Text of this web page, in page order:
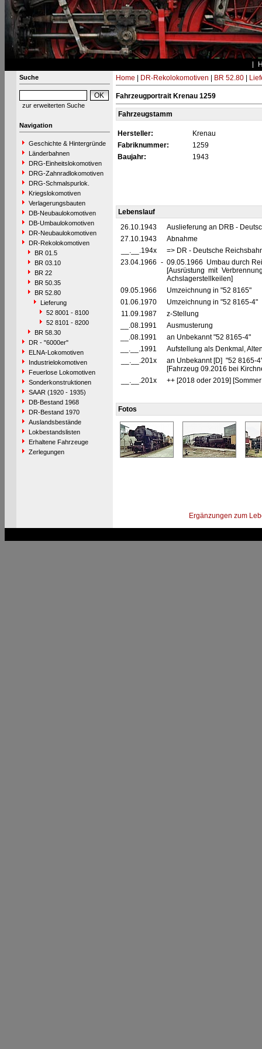
Suche
zur erweiterten Suche
Navigation
Geschichte & Hintergründe
Länderbahnen
DRG-Einheitslokomotiven
DRG-Zahnradlokomotiven
DRG-Schmalspurlok.
Kriegslokomotiven
Verlagerungsbauten
DB-Neubaulokomotiven
DB-Umbaulokomotiven
DR-Neubaulokomotiven
DR-Rekolokomotiven
BR 01.5
BR 03.10
BR 22
BR 50.35
BR 52.80
Lieferung
52 8001 - 8100
52 8101 - 8200
BR 58.30
DR - "6000er"
ELNA-Lokomotiven
Industrielokomotiven
Feuerlose Lokomotiven
Sonderkonstruktionen
SAAR (1920 - 1935)
DB-Bestand 1968
DR-Bestand 1970
Auslandsbestände
Lokbestandslisten
Erhaltene Fahrzeuge
Zerlegungen
Home DR-Rekolokomotiven BR 52.80|
Fahrzeugportrait Krenau 1259
Fahrzeugstamm
Hersteller:
Krenau
Fabriknummer:
1259
Baujahr:
1943
Lebenslauf
26.10.1943
Auslieferung an DRB -
27.10.1943
Abnahme
__.__.194x
=> DR - Deutsche
23.04.1966 - 09.05.1966 Umbau durch
[Ausrüstung mit
Achslagerstellkeilen]
09.05.1966
Umzeichnung in "52 8165"
01.06.1970
Umzeichnung in "52 8165-4"
11.09.1987
z-Stellung
__.08.1991
Ausmusterung
__.08.1991
an Unbekannt "52 8165-4"
__.__.1991
Aufstellung als Denkmal,
__.__.201x
an Unbekannt [D] "52 8165-
[Fahrzeug 09.2016 bei
__.__.201x
++ [2018 oder 2019]
Fotos
Ergänzungen zum